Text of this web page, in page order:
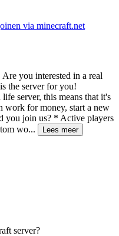
via minecraft.net
you interested in a real
the server for you!
server, this means that it's
work for money, start a new
you join us? * Active players
wo... Lees meer
server?